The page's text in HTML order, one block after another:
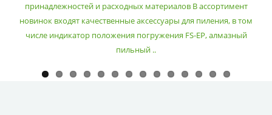
принадлежностей и расходных материалов В ассортимент
новинок входят качественные аксессуары для пиления, в том
числе индикатор положения погружения FS-EP, алмазный
пильный ..